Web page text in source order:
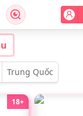
Trung Quốc
18+